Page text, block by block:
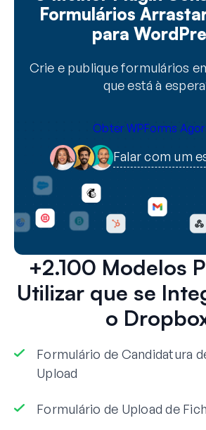
Formulários
para
Crie e publique formulários
que está à
Obter WPForms
Falar com um
+2.100 Modelos
Utilizar que se
o
Formulário de Candidatura
Upload
Formulário de Upload de